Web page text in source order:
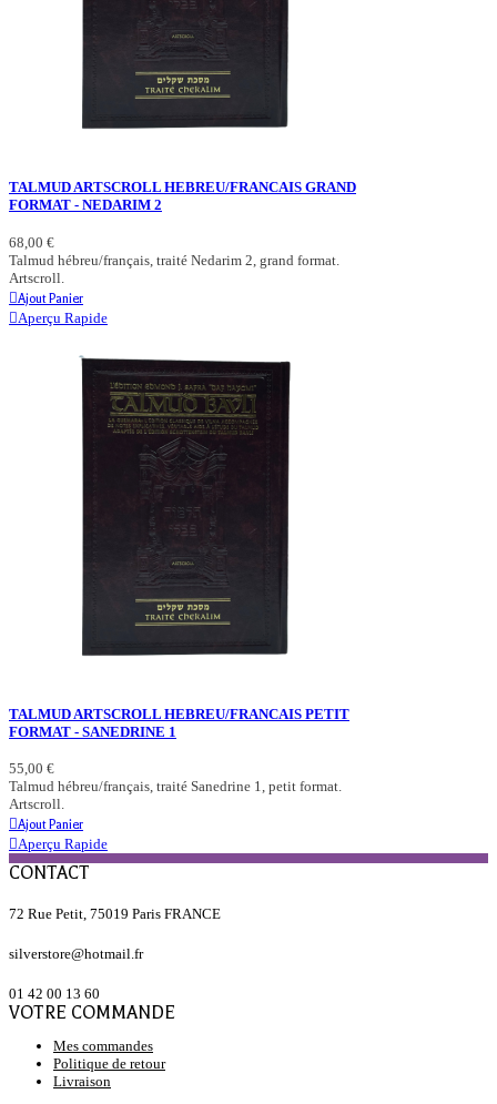
TALMUD ARTSCROLL HEBREU/FRANCAIS GRAND
FORMAT - NEDARIM 2
68,00 €
Talmud hébreu/français, traité Nedarim 2, grand format.
Artscroll.
Ajout Panier
Aperçu Rapide
TALMUD ARTSCROLL HEBREU/FRANCAIS PETIT
FORMAT - SANEDRINE 1
55,00 €
Talmud hébreu/français, traité Sanedrine 1, petit format.
Artscroll.
Ajout Panier
Aperçu Rapide
CONTACT
72 Rue Petit, 75019 Paris FRANCE
silverstore@hotmail.fr
01 42 00 13 60
VOTRE COMMANDE
Mes commandes
Politique de retour
Livraison